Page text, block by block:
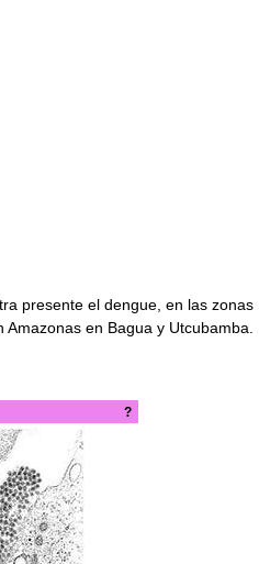
presente el dengue, en las zonas
Amazonas en Bagua y Utcubamba.
?